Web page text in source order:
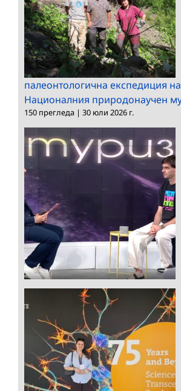
палеонтологична експедиция на
Националния природонаучен
150 прегледа | 30 юли 2026 г.